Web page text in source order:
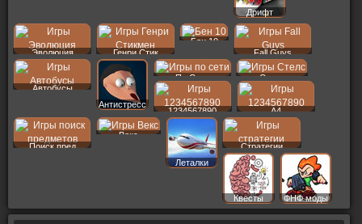
Дрифт
Эволюция Генри Стик
Бен 10
Fall Guys
Автобусы
Антистресс
По Сети Стелс
1234567890 A4
Поиск пред
Векс
Леталки
Стратегии
Квесты ФНФ моды